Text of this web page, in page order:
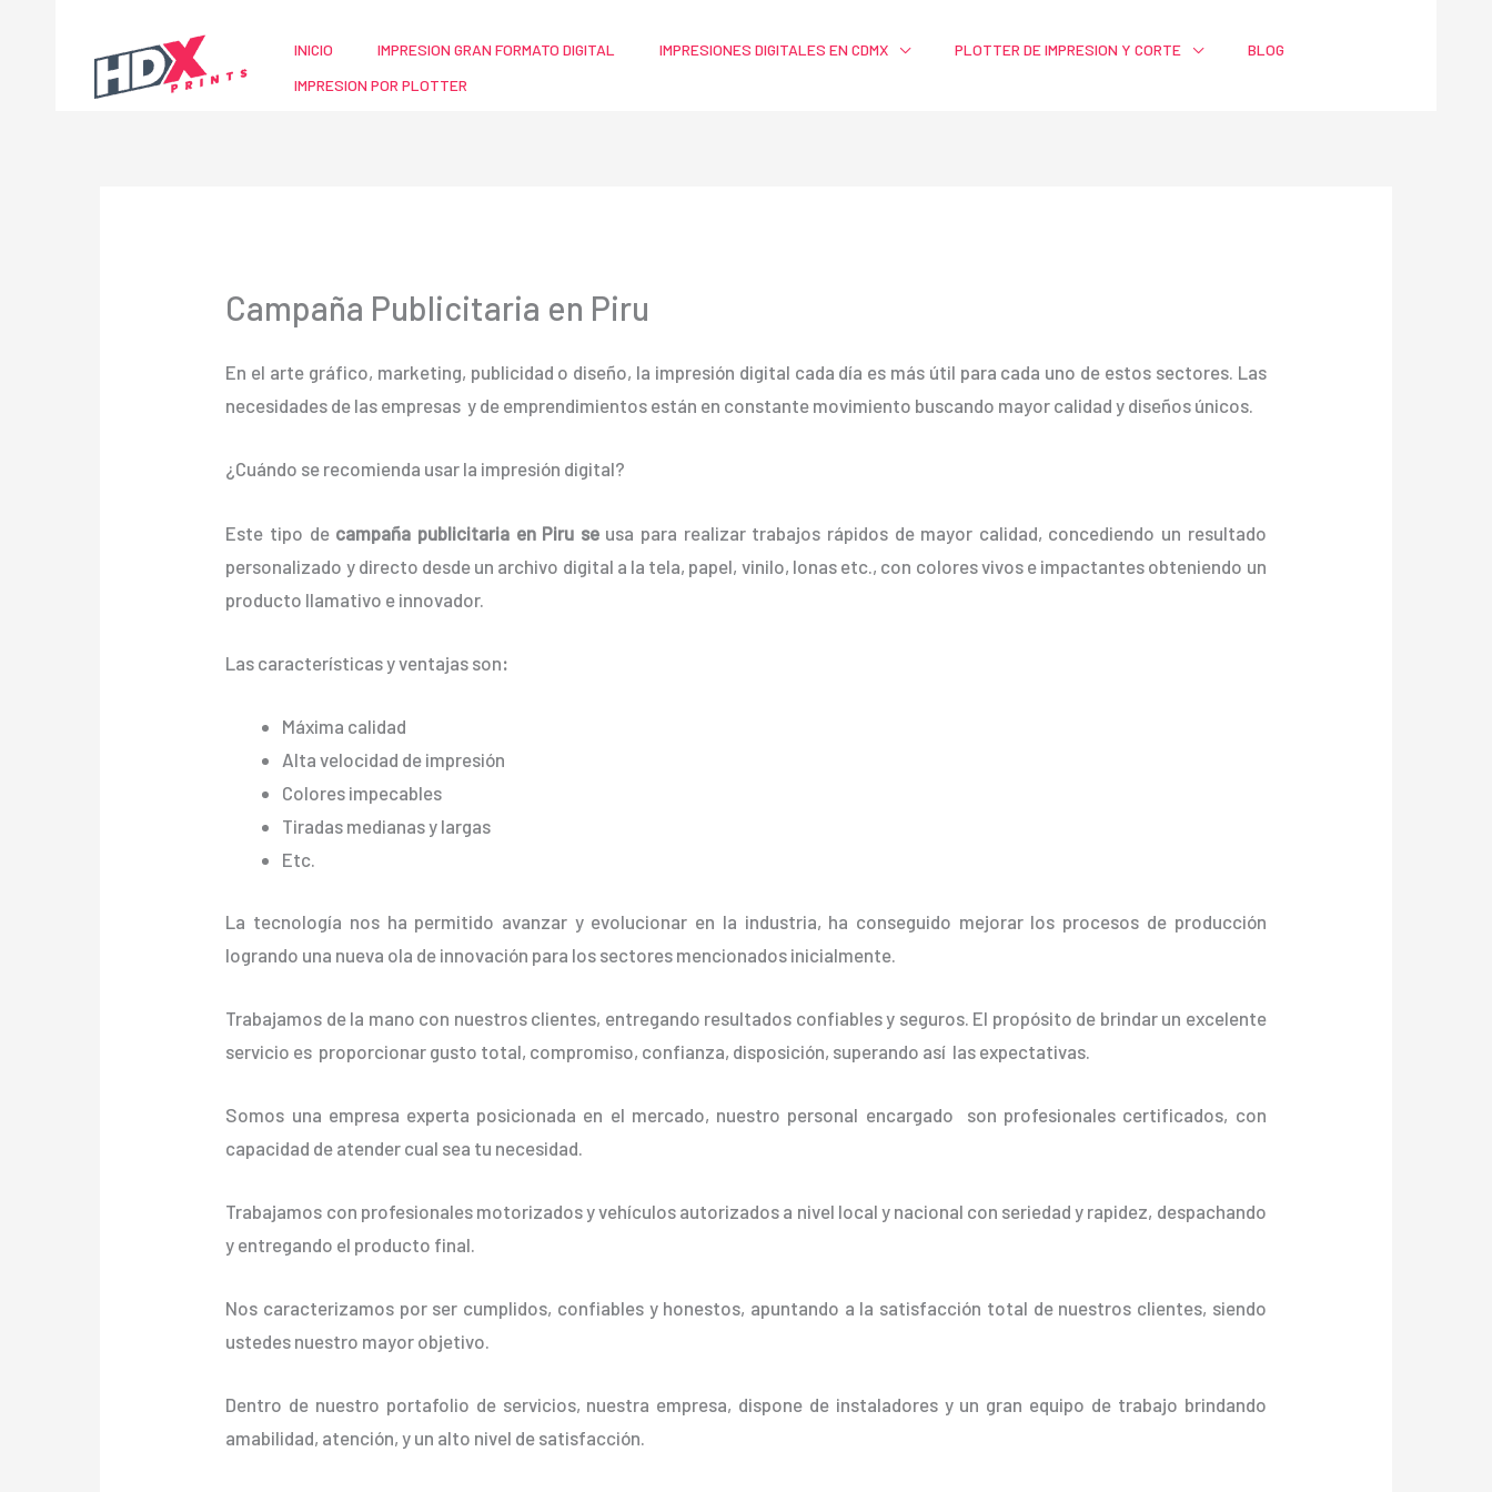
contenido
INICIO IMPRESION GRAN FORMATO DIGITAL IMPRESIONES DIGITALES EN CDMX PLOTTER DE IMPRESION Y CORTE
BLOG
IMPRESION POR PLOTTER
Campaña Publicitaria en Piru
En el arte gráfico, marketing, publicidad o diseño, la impresión digital cada día es más útil para cada uno de estos sectores. Las
necesidades de las empresas y de emprendimientos están en constante movimiento buscando mayor calidad y diseños únicos.
¿Cuándo se recomienda usar la impresión digital?
Este tipo de campaña publicitaria en Piru seusa para realizar trabajos rápidos de mayor calidad, concediendo un resultado
personalizado y directo desde un archivo digital a la tela, papel, vinilo, lonas etc., con colores vivos e impactantes obteniendo un
producto llamativo e innovador.
Las características y ventajas son:
Máxima calidad
Alta velocidad de impresión
Colores impecables
Tiradas medianas y largas
Etc.
La tecnología nos ha permitido avanzar y evolucionar en la industria, ha conseguido mejorar los procesos de producción
logrando una nueva ola de innovación para los sectores mencionados inicialmente.
Trabajamos de la mano con nuestros clientes, entregando resultados confiables y seguros. El propósito de brindar un excelente
servicio es proporcionar gusto total, compromiso, confianza, disposición, superando así las expectativas.
Somos una empresa experta posicionada en el mercado, nuestro personal encargado son profesionales certificados, con
capacidad de atender cual sea tu necesidad.
Trabajamos con profesionales motorizados y vehículos autorizados a nivel local y nacional con seriedad y rapidez, despachando
y entregando el producto final.
Nos caracterizamos por ser cumplidos, confiables y honestos, apuntando a la satisfacción total de nuestros clientes, siendo
ustedes nuestro mayor objetivo.
Dentro de nuestro portafolio de servicios, nuestra empresa, dispone de instaladores y un gran equipo de trabajo brindando
amabilidad, atención, y un alto nivel de satisfacción.